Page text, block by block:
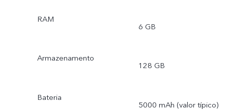
RAM
6 GB
Armazenamento
128 GB
Bateria
5000 mAh (valor típico)